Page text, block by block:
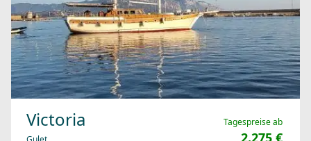
Victoria Tagespreise ab